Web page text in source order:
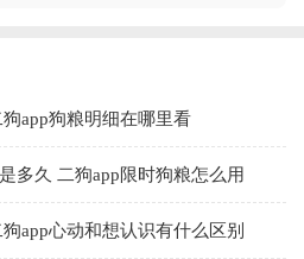
app狗粮明细在哪里看
多久 二狗app限时狗粮怎么用
app心动和想认识有什么区别